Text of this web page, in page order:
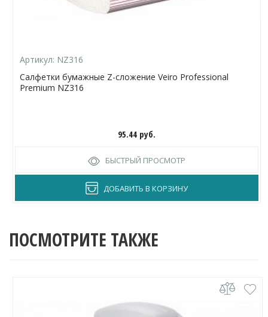
Артикул: NZ316
Салфетки бумажные Z-сложение Veiro Professional
Premium NZ316
95.44 руб.
БЫСТРЫЙ ПРОСМОТР
ДОБАВИТЬ В КОРЗИНУ
ПОСМОТРИТЕ ТАКЖЕ